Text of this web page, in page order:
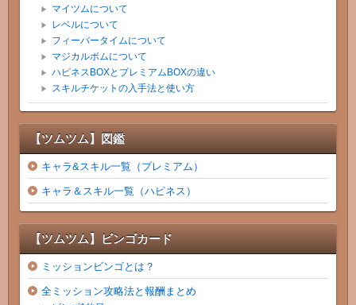
マイツムについて
レベルについて
フィーバータイムについて
マジカルボムについて
ハピネスBOXとプレミアムBOXの違い
スキルチケットの入手法と使い方
【ツムツム】図鑑
キャラ&スキル一覧（プレミアム）
キャラ＆スキル一覧（ハピネス）
【ツムツム】ビンゴカード
ミッションビンゴとは？
全ミッション攻略法と報酬まとめ